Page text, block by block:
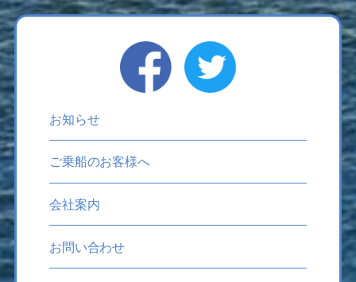
お知らせ
ご乗船のお客様へ
会社案内
お問い合わせ